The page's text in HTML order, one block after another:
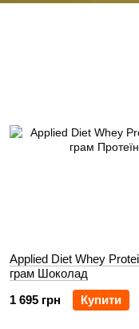
Applied Diet Whey
грам Шоколад
1 695 грн
Купити